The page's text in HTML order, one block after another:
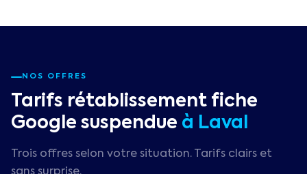
NOS OFFRES
Tarifs rétablissement fiche
Google suspendue à Laval
Trois offres selon votre situation. Tarifs clairs et